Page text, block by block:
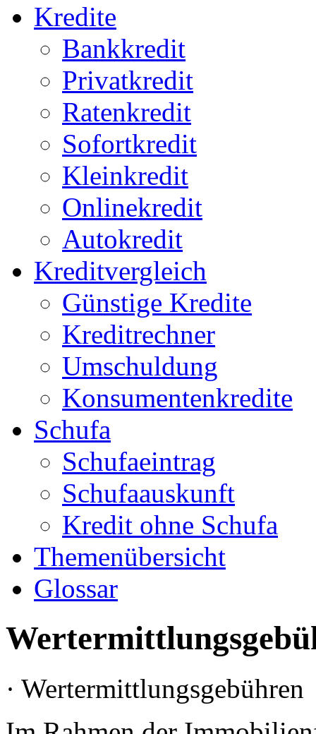
Kredite
Bankkredit
Privatkredit
Ratenkredit
Sofortkredit
Kleinkredit
Onlinekredit
Autokredit
Kreditvergleich
Günstige Kredite
Kreditrechner
Umschuldung
Konsumentenkredite
Schufa
Schufaeintrag
Schufaauskunft
Kredit ohne Schufa
Themenübersicht
Glossar
· Wertermittlungsgebühren